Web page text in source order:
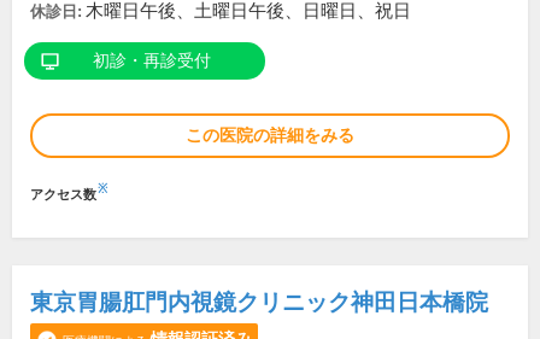
休診日: 木曜日午後、土曜日午後、日曜日、祝日
初診・再診受付
この医院の詳細をみる
アクセス数※
東京胃腸肛門内視鏡クリニック神田日本橋院